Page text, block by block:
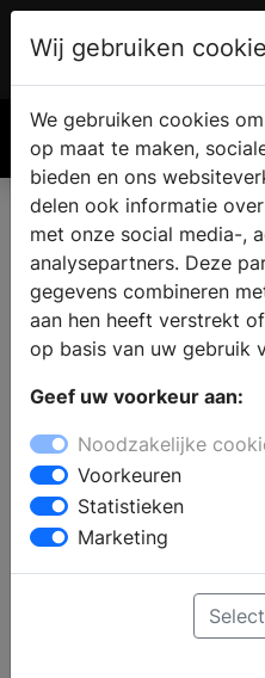
Deze
populair in
In Nederland is de keuken
Wij gebruiken
We gebruiken cookies
op maat te maken,
bieden en ons
delen ook informatie
met onze social media-,
analysepartners. Deze
gegevens combineren
aan hen heeft verstrekt
op basis van uw gebruik
Geef uw voorkeur aan:
Noodzakelijke
Voorkeuren
Statistieken
Marketing